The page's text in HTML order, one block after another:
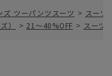
ズ ツーパンツスーツ > スーツ
） > 21～40%OFF > スーツ